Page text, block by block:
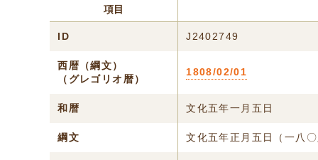
項目
ID J2402749
西暦（綱文）
（グレゴリオ暦）
1808/02/01
和暦 文化五年一月五日
綱文 文化五年正月五日（一八